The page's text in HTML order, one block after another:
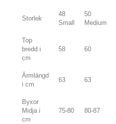
Storlek
48
Small
50
Medium
Top
bredd i
cm
58 60
Ärmlängd
i cm
63 63
Byxor
Midja i
cm
75-80 80-87